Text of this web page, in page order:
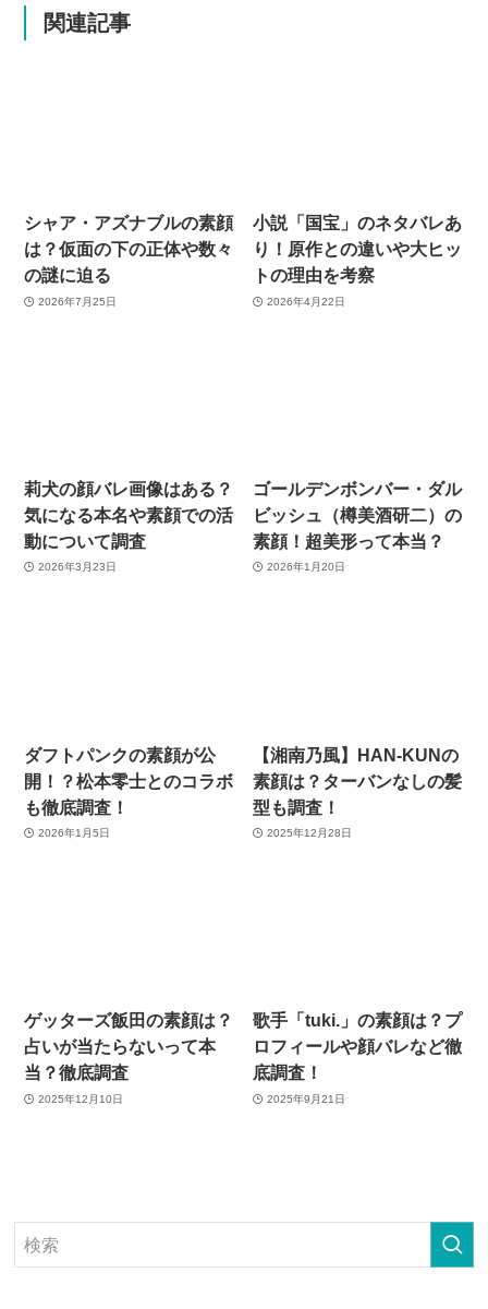
関連記事
シャア・アズナブルの素顔
は？仮面の下の正体や数々
の謎に迫る
2026年7月25日
小説「国宝」のネタバレあ
り！原作との違いや大ヒッ
トの理由を考察
2026年4月22日
莉犬の顔バレ画像はある？
気になる本名や素顔での活
動について調査
2026年3月23日
ゴールデンボンバー・ダル
ビッシュ（樽美酒研二）の
素顔！超美形って本当？
2026年1月20日
ダフトパンクの素顔が公
開！？松本零士とのコラボ
も徹底調査！
2026年1月5日
【湘南乃風】HAN-KUNの
素顔は？ターバンなしの髪
型も調査！
2025年12月28日
ゲッターズ飯田の素顔は？
占いが当たらないって本
当？徹底調査
2025年12月10日
歌手「tuki.」の素顔は？プ
ロフィールや顔バレなど徹
底調査！
2025年9月21日